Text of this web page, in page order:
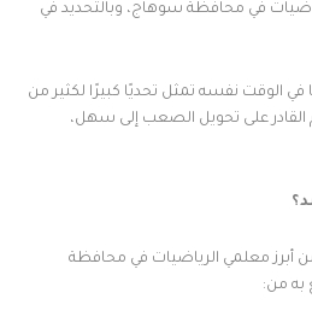
في محافظة سوهاج، وبالتحديد في
الوقت نفسه تمثل تحديًا كبيرًا لكثير من
القادر على تحويل الصعب إلى سهل،
أبرز معلمي الرياضيات في محافظة
به من: